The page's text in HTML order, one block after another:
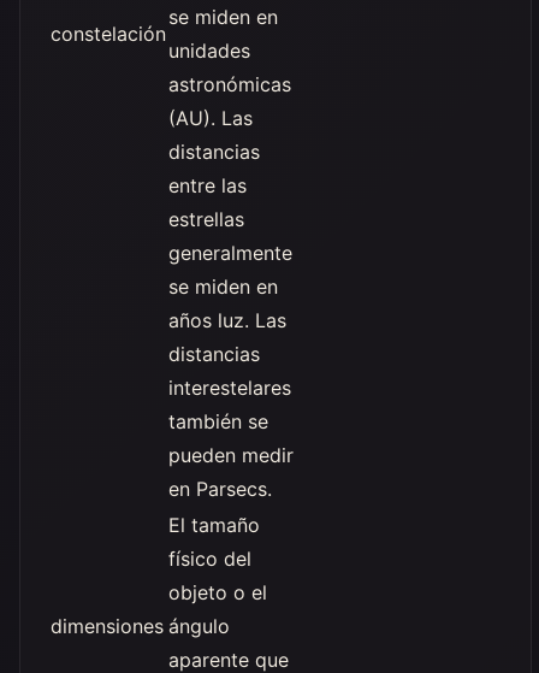
constelación
se miden en
unidades
astronómicas
(AU). Las
distancias
entre las
estrellas
generalmente
se miden en
años luz. Las
distancias
interestelares
también se
pueden medir
en Parsecs.
dimensiones
El tamaño
físico del
objeto o el
ángulo
aparente que